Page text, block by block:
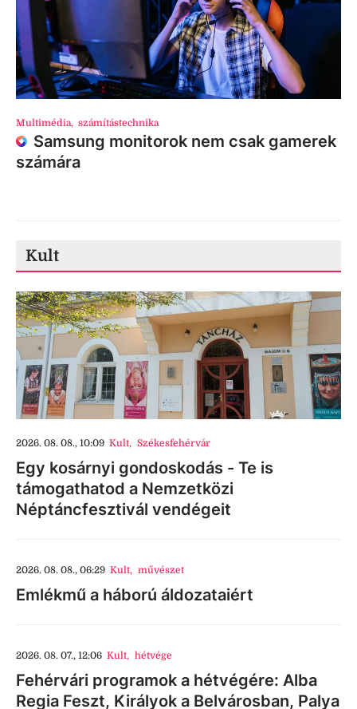
Multimédia, számítástechnika
Samsung monitorok nem csak gamerek
számára
Kult
2026. 08. 08., 10:09 Kult, Székesfehérvár
Egy kosárnyi gondoskodás - Te is
támogathatod a Nemzetközi
Néptáncfesztivál vendégeit
2026. 08. 08., 06:29 Kult, művészet
Emlékmű a háború áldozataiért
2026. 08. 07., 12:06 Kult, hétvége
Fehérvári programok a hétvégére: Alba
Regia Feszt, Királyok a Belvárosban, Palya